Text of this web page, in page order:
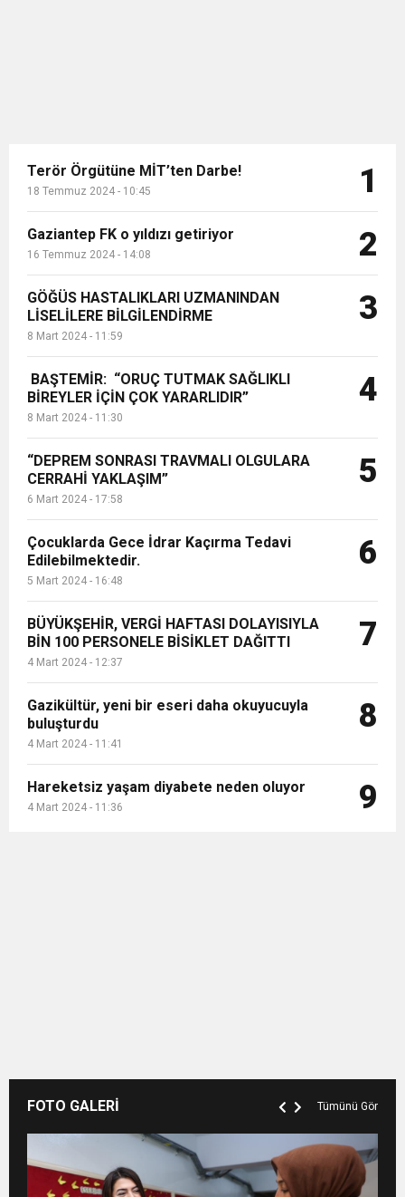
Terör Örgütüne MİT’ten Darbe!
18 Temmuz 2024 - 10:45 1
Gaziantep FK o yıldızı getiriyor
16 Temmuz 2024 - 14:08 2
GÖĞÜS HASTALIKLARI UZMANINDAN
LİSELİLERE BİLGİLENDİRME
8 Mart 2024 - 11:59
3
BAŞTEMİR: “ORUÇ TUTMAK SAĞLIKLI
BİREYLER İÇİN ÇOK YARARLIDIR”
8 Mart 2024 - 11:30
4
“DEPREM SONRASI TRAVMALI OLGULARA
CERRAHİ YAKLAŞIM”
6 Mart 2024 - 17:58
5
Çocuklarda Gece İdrar Kaçırma Tedavi
Edilebilmektedir.
5 Mart 2024 - 16:48
6
BÜYÜKŞEHİR, VERGİ HAFTASI DOLAYISIYLA
BİN 100 PERSONELE BİSİKLET DAĞITTI
4 Mart 2024 - 12:37
7
Gazikültür, yeni bir eseri daha okuyucuyla
buluşturdu
4 Mart 2024 - 11:41
8
Hareketsiz yaşam diyabete neden oluyor
4 Mart 2024 - 11:36 9
FOTO GALERİ Tümünü Gör